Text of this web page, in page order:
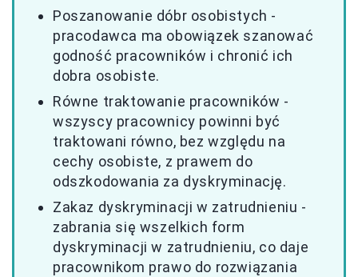
Poszanowanie dóbr osobistych -
pracodawca ma obowiązek szanować
godność pracowników i chronić ich
dobra osobiste.
Równe traktowanie pracowników -
wszyscy pracownicy powinni być
traktowani równo, bez względu na
cechy osobiste, z prawem do
odszkodowania za dyskryminację.
Zakaz dyskryminacji w zatrudnieniu -
zabrania się wszelkich form
dyskryminacji w zatrudnieniu, co daje
pracownikom prawo do rozwiązania